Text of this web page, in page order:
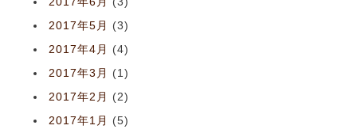
2017年5月
(3)
2017年4月
(4)
2017年3月
(1)
2017年2月
(2)
2017年1月
(5)